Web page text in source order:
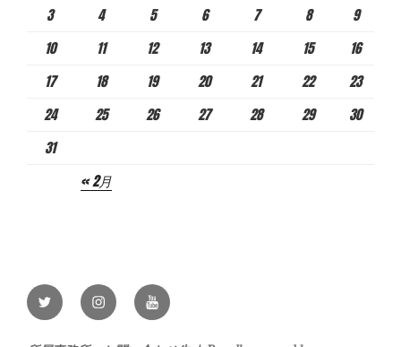
3
4 5 6 7 8
9
10
11 12 13 14 15
16
17
18 19 20 21 22
23
24
25 26 27 28 29
30
31
« 2月
Twitter InstagramYouTube